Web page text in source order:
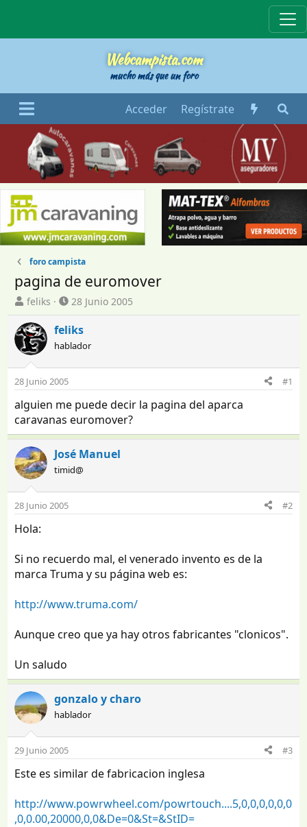
Webcampista.com
mucho más que un foro
Acceder Regístrate
foro campista
pagina de euromover
I
n
i
c
i
a
d
o
r
d
l
t
e
m
feliks
F
e
c
h
a
d
i
n
i
o
28 Junio 2005
feliks
hablador
28 Junio 2005 #1
alguien me puede decir la pagina del aparca
caravanas euromover?
José Manuel
timid@
28 Junio 2005 #2
Hola:
Si no recuerdo mal, el venerado invento es de la
marca Truma y su página web es:
http://www.truma.com/
Aunque creo que ya hay otros fabricantes "clonicos".
Un saludo
gonzalo y charo
hablador
29 Junio 2005 #3
Este es similar de fabricacion inglesa
http://www.powrwheel.com/powrtouch....5,0,0,0,0,0,0
,0,0.00,20000,0,0&De=0&St=&StID=